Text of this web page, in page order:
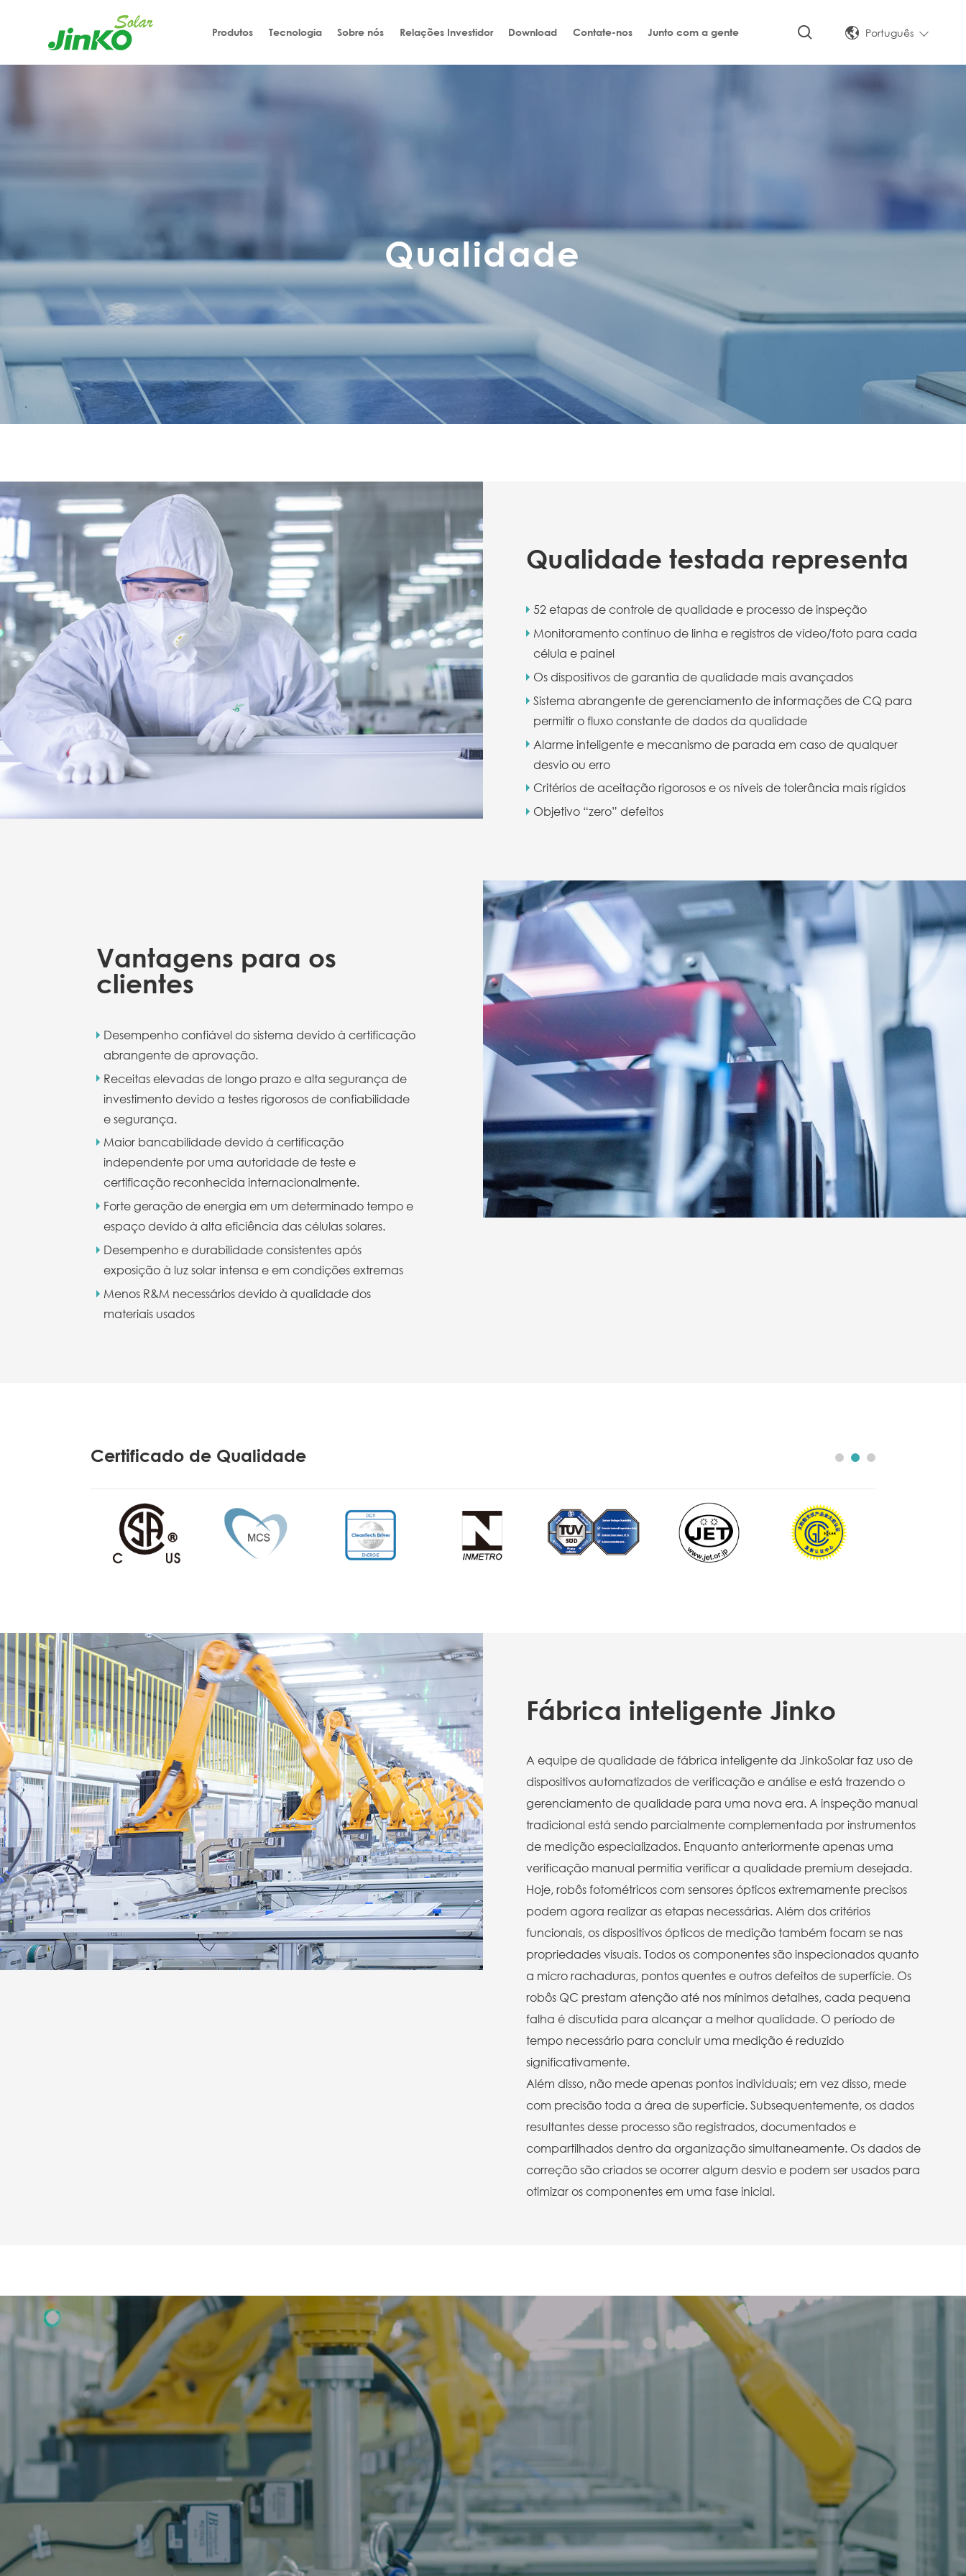
Produtos Tecnologia Sobre nós Relações Investidor Download Contate-nos Junto com a gente Português
Qualidade
Qualidade testada representa
52 etapas de controle de qualidade e processo de inspeção
Monitoramento contínuo de linha e registros de vídeo/foto para cada
célula e painel
Os dispositivos de garantia de qualidade mais avançados
Sistema abrangente de gerenciamento de informações de CQ para
permitir o fluxo constante de dados da qualidade
Alarme inteligente e mecanismo de parada em caso de qualquer
desvio ou erro
Critérios de aceitação rigorosos e os níveis de tolerância mais rígidos
Objetivo “zero” defeitos
Vantagens para os
clientes
Desempenho confiável do sistema devido à certificação
abrangente de aprovação.
Receitas elevadas de longo prazo e alta segurança de
investimento devido a testes rigorosos de confiabilidade
e segurança.
Maior bancabilidade devido à certificação
independente por uma autoridade de teste e
certificação reconhecida internacionalmente.
Forte geração de energia em um determinado tempo e
espaço devido à alta eficiência das células solares.
Desempenho e durabilidade consistentes após
exposição à luz solar intensa e em condições extremas
Menos R&M necessários devido à qualidade dos
materiais usados
Certificado de Qualidade
Fábrica inteligente Jinko
A equipe de qualidade de fábrica inteligente da JinkoSolar faz uso de
dispositivos automatizados de verificação e análise e está trazendo o
gerenciamento de qualidade para uma nova era. A inspeção manual
tradicional está sendo parcialmente complementada por instrumentos
de medição especializados. Enquanto anteriormente apenas uma
verificação manual permitia verificar a qualidade premium desejada.
Hoje, robôs fotométricos com sensores ópticos extremamente precisos
podem agora realizar as etapas necessárias. Além dos critérios
funcionais, os dispositivos ópticos de medição também focam se nas
propriedades visuais. Todos os componentes são inspecionados quanto
a micro rachaduras, pontos quentes e outros defeitos de superfície. Os
robôs QC prestam atenção até nos mínimos detalhes, cada pequena
falha é discutida para alcançar a melhor qualidade. O período de
tempo necessário para concluir uma medição é reduzido
significativamente.
Além disso, não mede apenas pontos individuais; em vez disso, mede
com precisão toda a área de superfície. Subsequentemente, os dados
resultantes desse processo são registrados, documentados e
compartilhados dentro da organização simultaneamente. Os dados de
correção são criados se ocorrer algum desvio e podem ser usados ​​para
otimizar os componentes em uma fase inicial.